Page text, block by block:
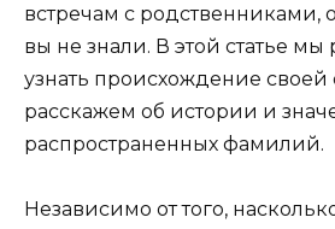
встречам с родственниками,
вы не знали. В этой статье мы
узнать происхождение
расскажем об истории и
распространенных фамилий.
Независимо от того,